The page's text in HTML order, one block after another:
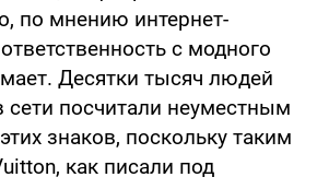
по мнению интернет-
с модного
Десятки тысяч людей
сети посчитали неуместным
знаков, поскольку таким
как писали под